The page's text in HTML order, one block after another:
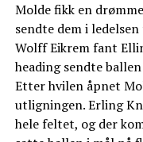
Molde fikk en
sendte dem i
Wolff Eikrem fant
heading sendte
Etter hvilen åpnet
utligningen. Erling
hele feltet, og der